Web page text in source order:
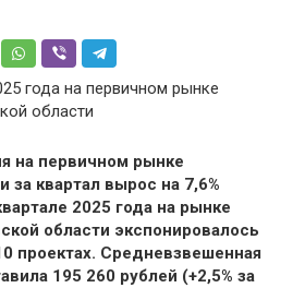
на первичном рынке
за квартал вырос на 7,6%
2025 года на рынке
области экспонировалось
проектах. Средневзвешенная
195 260 рублей (+2,5% за